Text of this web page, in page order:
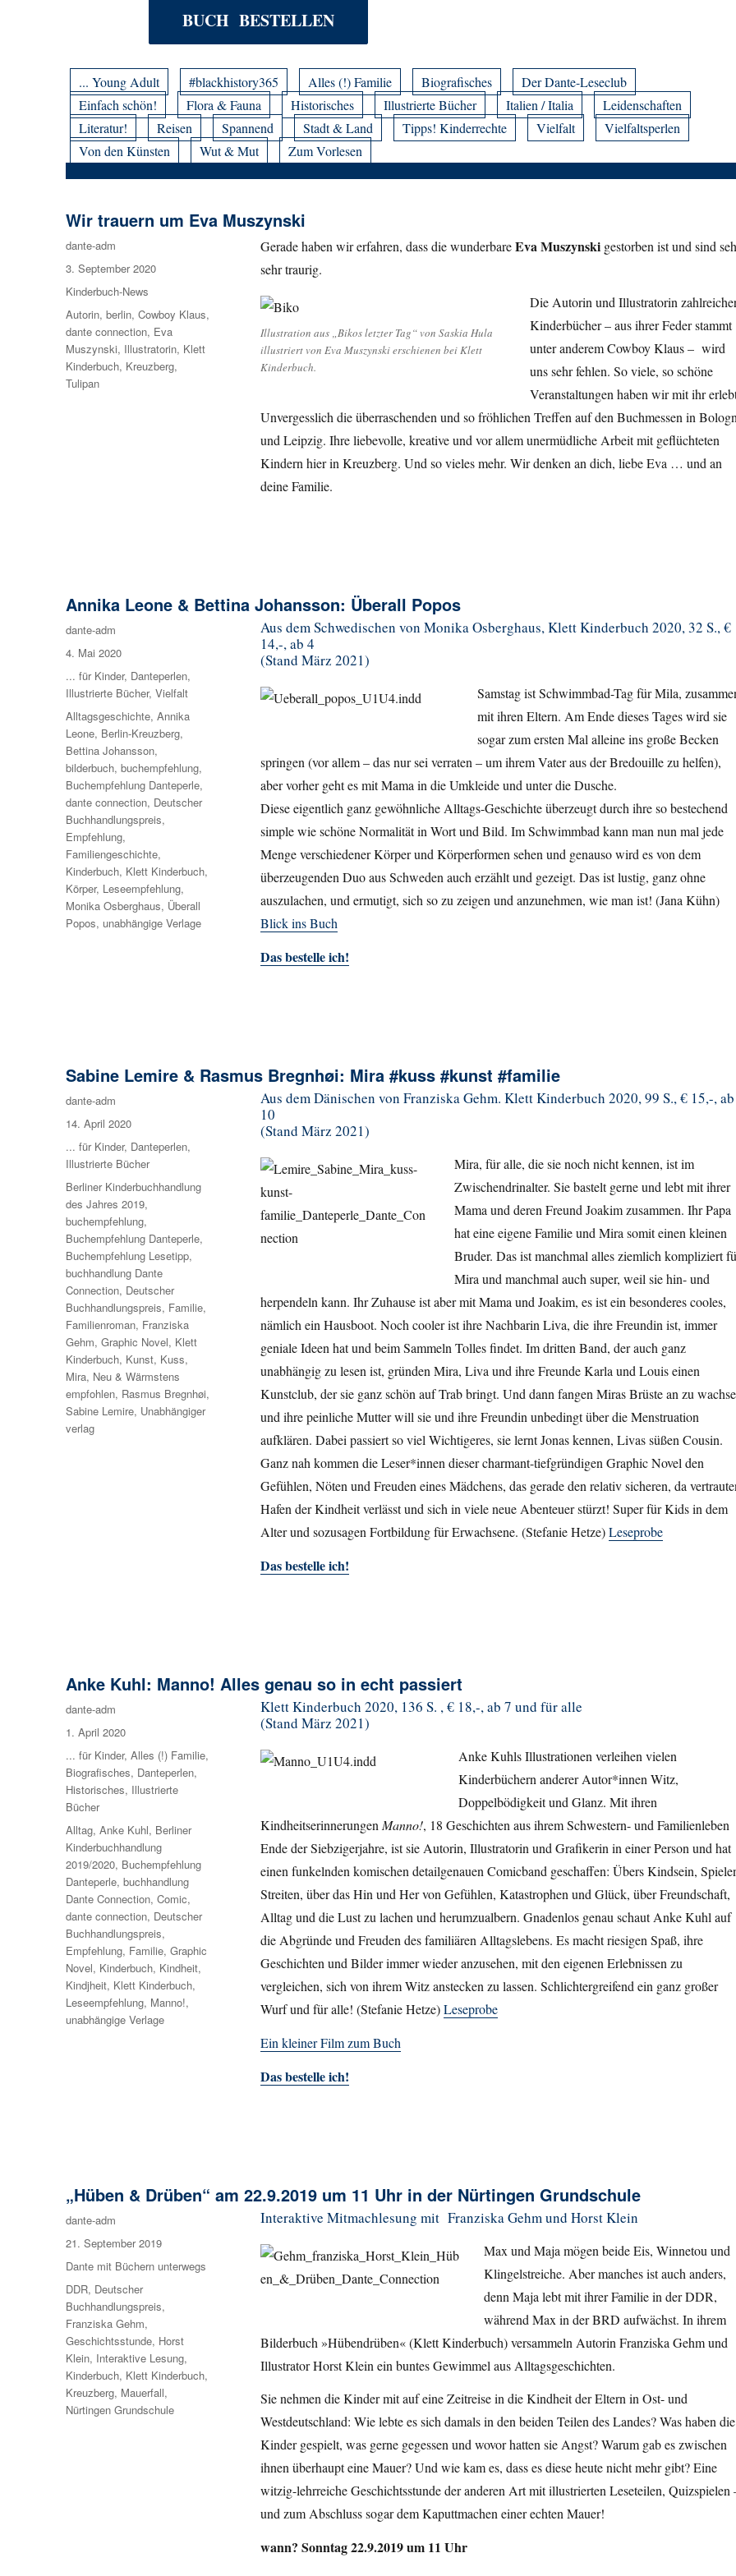
BUCH BESTELLEN
... Young Adult #blackhistory365 Alles (!) Familie Biografisches
Der Dante-Leseclub
Einfach schön!
Flora & Fauna Historisches Illustrierte Bücher Italien / Italia
Leidenschaften
Literatur!
Reisen Spannend Stadt & Land Tipps! Kinderrechte Vielfalt
Vielfaltsperlen
Von den Künsten
Wut & Mut Zum Vorlesen
Wir trauern um Eva Muszynski
Gerade haben wir erfahren, dass die wunderbareEva Muszynskigestorben ist und sind
sehr traurig.
Illustration aus „Bikos letzter Tag“ von Saskia Hula
illustriert von Eva Muszynski erschienen bei Klett
Kinderbuch.
Die Autorin und Illustratorin
Kinderbücher – aus ihrer Feder stammt
unter anderem Cowboy Klaus – wird
uns sehr fehlen. So viele, so schöne
Veranstaltungen haben wir mit ihr
Unvergesslich die überraschenden und so fröhlichen Treffen auf den Buchmessen in
und Leipzig. Ihre liebevolle, kreative und vor allem unermüdliche Arbeit mit geflüchteten
Kindern hier in Kreuzberg. Und so vieles mehr. Wir denken an dich, liebe Eva … und an
deine Familie.
Autor
dante-adm
Veröffentlicht
am
3. September 2020
Kategorien
Kinderbuch-News
Schlagwörter
Autorin,berlin,Cowboy Klaus,
dante connection, Eva
Muszynski, Illustratorin, Klett
Kinderbuch, Kreuzberg,
Tulipan
Annika Leone & Bettina Johansson: Überall Popos
Aus dem Schwedischen von Monika Osberghaus, Klett Kinderbuch 2020, 32 S., €
14,-, ab 4
(Stand März 2021)
Samstag ist Schwimmbad-Tag für Mila,
mit ihren Eltern. Am Ende dieses Tages wird sie
sogar zum ersten Mal alleine ins große Becken
springen (vor allem – das nur sei verraten – um ihrem Vater aus der Bredouille zu helfen),
aber vorher geht es mit Mama in die Umkleide und unter die Dusche.
Diese eigentlich ganz gewöhnliche Alltags-Geschichte überzeugt durch ihre so bestechend
simple wie schöne Normalität in Wort und Bild. Im Schwimmbad kann man nun mal jede
Menge verschiedener Körper und Körperformen sehen und genauso wird es von dem
überzeugenden Duo aus Schweden auch erzählt und gezeigt. Das ist lustig, ganz ohne
auszulachen, und ermutigt, sich so zu zeigen und anzunehmen, wie man ist! (Jana Kühn)
Blick ins Buch
Das bestelle ich!
Autor
dante-adm
Veröffentlicht
am
4. Mai 2020
Kategorien
... für Kinder, Danteperlen,
Illustrierte Bücher,Vielfalt
Schlagwörter
Alltagsgeschichte,Annika
Leone, Berlin-Kreuzberg,
Bettina Johansson,
bilderbuch,buchempfehlung,
Buchempfehlung Danteperle,
dante connection, Deutscher
Buchhandlungspreis,
Empfehlung,
Familiengeschichte,
Kinderbuch, Klett Kinderbuch,
Körper, Leseempfehlung,
Monika Osberghaus, Überall
Popos, unabhängige Verlage
Sabine Lemire & Rasmus Bregnhøi: Mira #kuss #kunst #familie
Aus dem Dänischen von Franziska Gehm. Klett Kinderbuch 2020, 99 S., € 15,-, ab
10
(Stand März 2021)
Mira, für alle, die sie noch nicht kennen, ist im
Zwischendrinalter. Sie bastelt gerne und lebt mit ihrer
Mama und deren Freund Joakim zusammen. Ihr Papa
hat eine eigene Familie und Mira somit einen kleinen
Bruder. Das ist manchmal alles ziemlich kompliziert
Mira und manchmal auch super, weil sie hin- und
herpendeln kann. Ihr Zuhause ist aber mit Mama und Joakim, es ist ein besonderes cooles,
nämlich ein Hausboot. Noch cooler ist ihre Nachbarin Liva, die ihre Freundin ist, immer
geniale Ideen hat und beim Sammeln Tolles findet. Im dritten Band, der auch ganz
unabhängig zu lesen ist, gründen Mira, Liva und ihre Freunde Karla und Louis einen
Kunstclub, der sie ganz schön auf Trab bringt. Und dann fangen Miras Brüste an zu
und ihre peinliche Mutter will sie und ihre Freundin unbedingt über die Menstruation
aufklären. Dabei passiert so viel Wichtigeres, sie lernt Jonas kennen, Livas süßen Cousin.
Ganz nah kommen die Leser*innen dieser charmant-tiefgründigen Graphic Novel den
Gefühlen, Nöten und Freuden eines Mädchens, das gerade den relativ sicheren, da
Hafen der Kindheit verlässt und sich in viele neue Abenteuer stürzt! Super für Kids in dem
Alter und sozusagen Fortbildung für Erwachsene. (Stefanie Hetze)Leseprobe
Das bestelle ich!
Autor
dante-adm
Veröffentlicht
am
14. April 2020
Kategorien
... für Kinder, Danteperlen,
Illustrierte Bücher
Schlagwörter
Berliner Kinderbuchhandlung
des Jahres 2019,
buchempfehlung,
Buchempfehlung Danteperle,
Buchempfehlung Lesetipp,
buchhandlung Dante
Connection, Deutscher
Buchhandlungspreis, Familie,
Familienroman, Franziska
Gehm,Graphic Novel, Klett
Kinderbuch, Kunst, Kuss,
Mira, Neu & Wärmstens
empfohlen, Rasmus Bregnhøi,
Sabine Lemire, Unabhängiger
verlag
Anke Kuhl: Manno! Alles genau so in echt passiert
Klett Kinderbuch 2020, 136 S. , € 18,-, ab 7 und für alle
(Stand März 2021)
Anke Kuhls Illustrationen verleihen vielen
Kinderbüchern anderer Autor*innen Witz,
Doppelbödigkeit und Glanz. Mit ihren
Kindheitserinnerungen Manno!, 18 Geschichten aus ihrem Schwestern- und Familienleben
Ende der Siebzigerjahre, ist sie Autorin, Illustratorin und Grafikerin in einer Person und hat
einen funkelnden komischen detailgenauen Comicband geschaffen: Übers Kindsein,
Streiten, über das Hin und Her von Gefühlen, Katastrophen und Glück, über Freundschaft,
Alltag und die Lust zu lachen und herumzualbern. Gnadenlos genau schaut Anke Kuhl auf
die Abgründe und Freuden des familiären Alltagslebens. Es macht riesigen Spaß, ihre
Geschichten und Bilder immer wieder anzusehen, mit den eigenen Erlebnissen zu
vergleichen, sich von ihrem Witz anstecken zu lassen. Schlichtergreifend ein ganz großer
Wurf und für alle! (Stefanie Hetze)Leseprobe
Ein kleiner Film zum Buch
Das bestelle ich!
Autor
dante-adm
Veröffentlicht
am
1. April 2020
Kategorien
... für Kinder,Alles (!) Familie,
Biografisches, Danteperlen,
Historisches, Illustrierte
Bücher
Schlagwörter
Alltag,Anke Kuhl, Berliner
Kinderbuchhandlung
2019/2020, Buchempfehlung
Danteperle,buchhandlung
Dante Connection,Comic,
dante connection, Deutscher
Buchhandlungspreis,
Empfehlung, Familie,Graphic
Novel, Kinderbuch, Kindheit,
Kindjheit, Klett Kinderbuch,
Leseempfehlung, Manno!,
unabhängige Verlage
„Hüben & Drüben“ am 22.9.2019 um 11 Uhr in der Nürtingen Grundschule
Interaktive Mitmachlesung mit Franziska Gehm und Horst Klein
Max und Maja mögen beide Eis, Winnetou und
Klingelstreiche. Aber manches ist auch anders,
denn Maja lebt mit ihrer Familie in der DDR,
während Max in der BRD aufwächst. In ihrem
Bilderbuch »Hübendrüben« (Klett Kinderbuch) versammeln Autorin Franziska Gehm und
Illustrator Horst Klein ein buntes Gewimmel aus Alltagsgeschichten.
Sie nehmen die Kinder mit auf eine Zeitreise in die Kindheit der Eltern in Ost- und
Westdeutschland: Wie lebte es sich damals in den beiden Teilen des Landes? Was haben die
Kinder gespielt, was gerne gegessen und wovor hatten sie Angst? Warum gab es zwischen
ihnen überhaupt eine Mauer? Und wie kam es, dass es diese heute nicht mehr gibt? Eine
witzig-lehrreiche Geschichtsstunde der anderen Art mit illustrierten Leseteilen, Quizspielen
und zum Abschluss sogar dem Kaputtmachen einer echten Mauer!
wann? Sonntag 22.9.2019 um 11 Uhr
Autor
dante-adm
Veröffentlicht
am
21. September 2019
Kategorien
Dante mit Büchern unterwegs
Schlagwörter
DDR, Deutscher
Buchhandlungspreis,
Franziska Gehm,
Geschichtsstunde, Horst
Klein, Interaktive Lesung,
Kinderbuch, Klett Kinderbuch,
Kreuzberg, Mauerfall,
Nürtingen Grundschule